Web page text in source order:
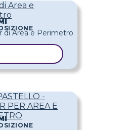
Area e
-
PER AREA E